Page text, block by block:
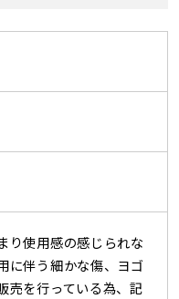
り使用感の感じられな
に伴う細かな傷、ヨゴ
売を行っている為、記